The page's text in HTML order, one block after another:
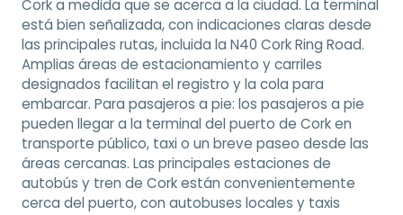
Cork a medida que se acerca a la ciudad. La terminal
está bien señalizada, con indicaciones claras desde
las principales rutas, incluida la N40 Cork Ring Road.
Amplias áreas de estacionamiento y carriles
designados facilitan el registro y la cola para
embarcar. Para pasajeros a pie: los pasajeros a pie
pueden llegar a la terminal del puerto de Cork en
transporte público, taxi o un breve paseo desde las
áreas cercanas. Las principales estaciones de
autobús y tren de Cork están convenientemente
cerca del puerto, con autobuses locales y taxis